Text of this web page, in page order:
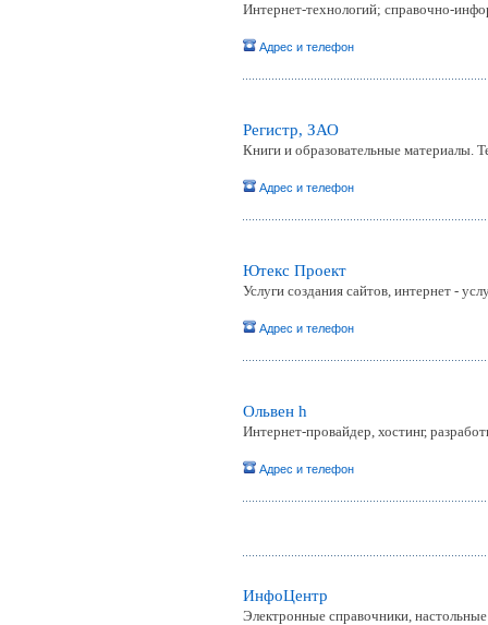
Интернет-технологий; справочно-
Адрес и телефон
Регистр, ЗАО
Книги и образовательные материалы.
Адрес и телефон
Ютекс Проект
Услуги создания сайтов, интернет -
Адрес и телефон
Ольвен h
Интернет-провайдер, хостинг,
Адрес и телефон
ИнфоЦентр
Электронные справочники,